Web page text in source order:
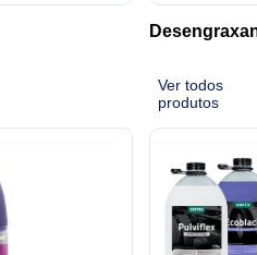
Ver todos
produtos